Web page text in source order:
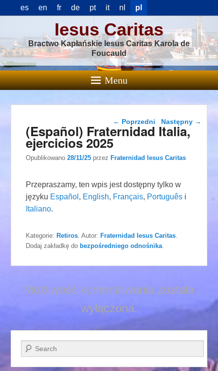
es en fr de pt it nl pl
Iesus Caritas
Bractwo Kapłańskie Iesus Caritas Karola de
Foucauld
Menu
Nawigacja wpisu
← Poprzedni Następny →
(Español) Fraternidad Italia,
ejercicios 2025
Opublikowano28/11/25 przezFraternidad Iesus Caritas
Przepraszamy, ten wpis jest dostępny tylko w
języku Español , English, Français, Português i
Italiano.
Kategorie:Retiros . Autor:Fraternidad Iesus Caritas
Dodaj zakładkę do bezpośredniego odnośnika
Możliwość komentowania została
wyłączona.
Szukaj